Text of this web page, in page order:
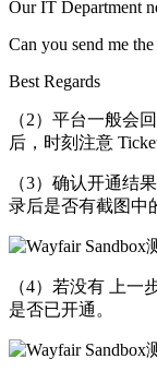
Our IT Department
Can you send me
Best Regards
（2）平台一般会
后，时刻注意
（3）确认开通结
录后是否有截图中
（4）若没有 上一
是否已开通。